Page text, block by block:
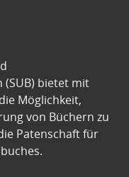
bietet mit
Möglichkeit,
von Büchern zu
Patenschaft für